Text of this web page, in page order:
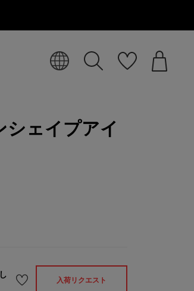
シェイプアイ
入荷リクエスト